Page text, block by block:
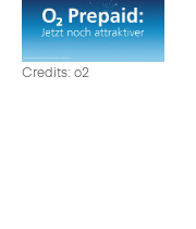
Credits: o2